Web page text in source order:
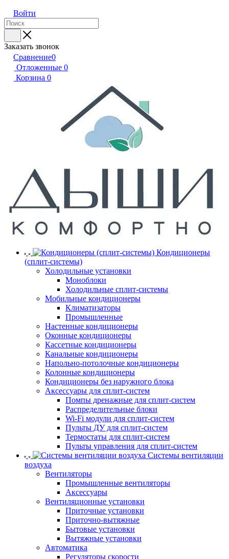
Войти
Заказать звонок
Сравнение0
Отложенные 0
Корзина 0
Кондиционеры
(сплит-системы)
Холодильные установки
Моноблоки
Холодильные сплит-системы
Мобильные кондиционеры
Климатизаторы
Промышленные
Настенные кондиционеры
Оконные кондиционеры
Кассетные кондиционеры
Канальные кондиционеры
Напольно-потолочные кондиционеры
Колонные кондиционеры
Кондиционеры без наружного блока
Аксессуары для сплит-систем
Помпы дренажные для сплит-систем
Распределительные блоки
Wi-Fi модули для сплит-систем
Пульты ДУ для сплит-систем
Термостаты для сплит-систем
Пульты управления для сплит-систем
Системы вентиляции
воздуха
Вентиляторы
Промышленные вентиляторы
Аксессуары
Вентиляционные установки
Приточные установки
Приточно-вытяжные
Бытовые установки
Вытяжные установки
Автоматика
Регуляторы скорости